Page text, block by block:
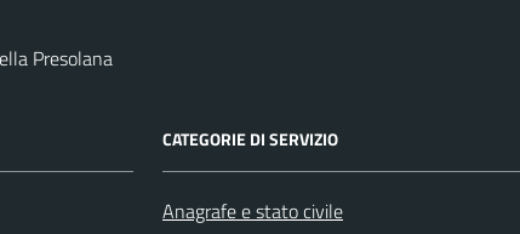
Presolana
CATEGORIE DI SERVIZIO
Anagrafe e stato civile